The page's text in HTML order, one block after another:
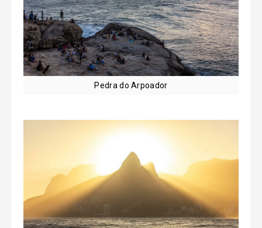
Pedra do Arpoador